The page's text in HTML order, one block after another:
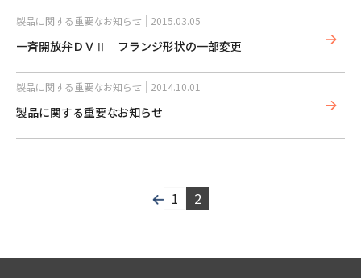
製品に関する重要なお知らせ 2015.03.05
一斉開放弁ＤＶⅡ フランジ形状の一部変更
製品に関する重要なお知らせ 2014.10.01
製品に関する重要なお知らせ
1 2